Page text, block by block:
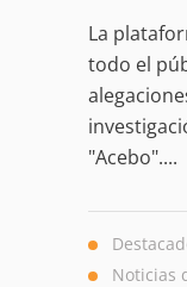
La
todo el
"Acebo"....
Noticias